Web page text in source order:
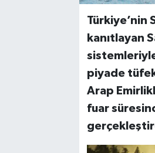
Türkiye’nin
kanıtlayan
piyade
Arap
fuar